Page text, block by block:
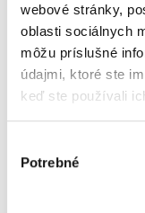
webové stránky,
oblasti sociálnych
môžu príslušné
údajmi, ktoré ste
keď ste používali
súhlasu
Potrebné
Pavel Koutecký, Jan Šikl
Evoluce 4 z revoluce
Kryštof Rímský